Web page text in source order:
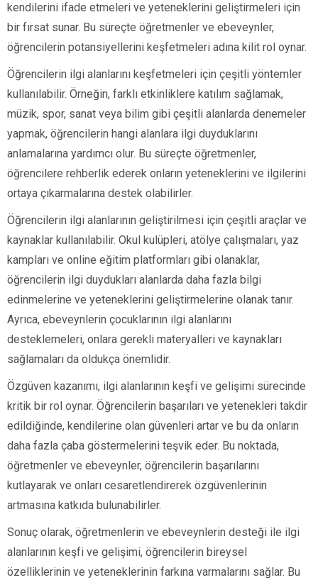
kendilerini ifade etmeleri ve yeteneklerini geliştirmeleri için
bir fırsat sunar. Bu süreçte öğretmenler ve ebeveynler,
öğrencilerin potansiyellerini keşfetmeleri adına kilit rol oynar.
Öğrencilerin ilgi alanlarını keşfetmeleri için çeşitli yöntemler
kullanılabilir. Örneğin, farklı etkinliklere katılım sağlamak,
müzik, spor, sanat veya bilim gibi çeşitli alanlarda denemeler
yapmak, öğrencilerin hangi alanlara ilgi duyduklarını
anlamalarına yardımcı olur. Bu süreçte öğretmenler,
öğrencilere rehberlik ederek onların yeteneklerini ve ilgilerini
ortaya çıkarmalarına destek olabilirler.
Öğrencilerin ilgi alanlarının geliştirilmesi için çeşitli araçlar ve
kaynaklar kullanılabilir. Okul kulüpleri, atölye çalışmaları, yaz
kampları ve online eğitim platformları gibi olanaklar,
öğrencilerin ilgi duydukları alanlarda daha fazla bilgi
edinmelerine ve yeteneklerini geliştirmelerine olanak tanır.
Ayrıca, ebeveynlerin çocuklarının ilgi alanlarını
desteklemeleri, onlara gerekli materyalleri ve kaynakları
sağlamaları da oldukça önemlidir.
Özgüven kazanımı, ilgi alanlarının keşfi ve gelişimi sürecinde
kritik bir rol oynar. Öğrencilerin başarıları ve yetenekleri takdir
edildiğinde, kendilerine olan güvenleri artar ve bu da onların
daha fazla çaba göstermelerini teşvik eder. Bu noktada,
öğretmenler ve ebeveynler, öğrencilerin başarılarını
kutlayarak ve onları cesaretlendirerek özgüvenlerinin
artmasına katkıda bulunabilirler.
Sonuç olarak, öğretmenlerin ve ebeveynlerin desteği ile ilgi
alanlarının keşfi ve gelişimi, öğrencilerin bireysel
özelliklerinin ve yeteneklerinin farkına varmalarını sağlar. Bu